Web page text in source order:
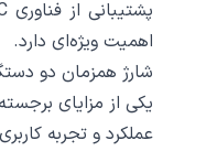
اهمیت ویژه‌ای دارد.
شارژ همزمان دو
یکی از مزایای برجسته Y68، امکان شارژ همزمان دو دستگاه بدون افت کیفیت شارژ است. حتی اگر دو دستگاه با توان متفاوت متصل شوند، شارژر به‌صورت هوشمند جریان را تنظیم می‌کند.
عملکرد و تجربه کاربری